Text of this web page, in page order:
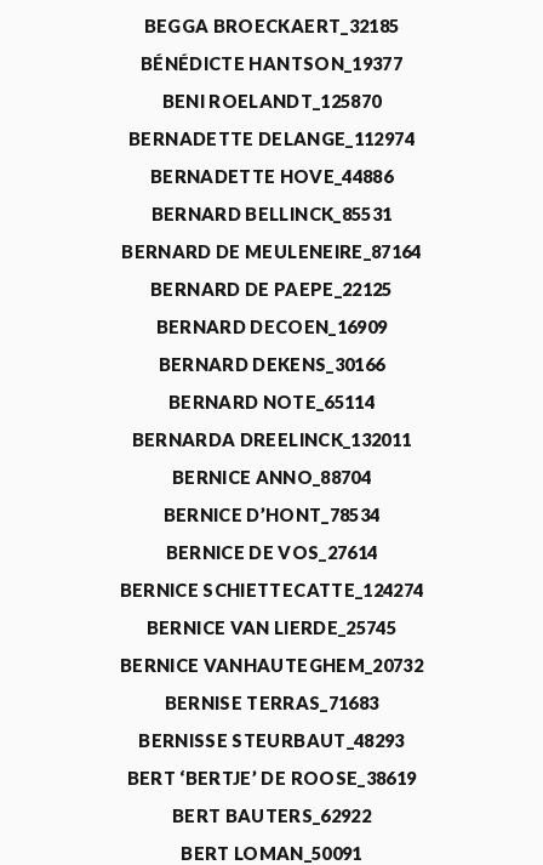
BEGGA BROECKAERT_32185
BÉNÉDICTE HANTSON_19377
BENI ROELANDT_125870
BERNADETTE DELANGE_112974
BERNADETTE HOVE_44886
BERNARD BELLINCK_85531
BERNARD DE MEULENEIRE_87164
BERNARD DE PAEPE_22125
BERNARD DECOEN_16909
BERNARD DEKENS_30166
BERNARD NOTE_65114
BERNARDA DREELINCK_132011
BERNICE ANNO_88704
BERNICE D’HONT_78534
BERNICE DE VOS_27614
BERNICE SCHIETTECATTE_124274
BERNICE VAN LIERDE_25745
BERNICE VANHAUTEGHEM_20732
BERNISE TERRAS_71683
BERNISSE STEURBAUT_48293
BERT ‘BERTJE’ DE ROOSE_38619
BERT BAUTERS_62922
BERT LOMAN_50091